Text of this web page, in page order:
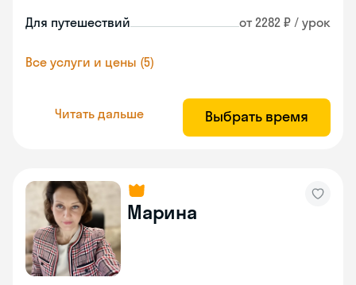
Для путешествий от 2282 ₽ / урок
Все услуги и цены (5)
Читать дальше Выбрать время
Марина